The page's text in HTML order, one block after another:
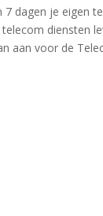
7 dagen je eigen
diensten
aan voor de